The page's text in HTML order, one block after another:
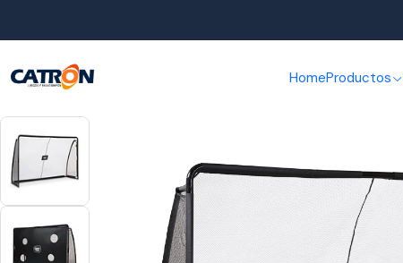
HomeProductos